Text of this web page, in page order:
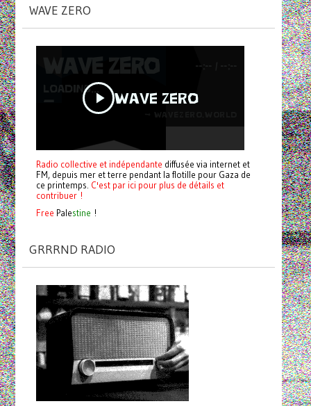
WAVE ZERO
Radio collective et indépendante diffusée via internet et
FM, depuis mer et terre pendant la flotille pour Gaza de
ce printemps. C'est par ici pour plus de détails et
contribuer !
Free Palestine !
GRRRND RADIO